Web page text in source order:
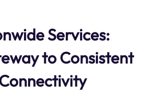
Services:
to Consistent